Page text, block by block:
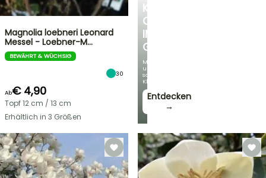
KÜHLE
OASE
IM
GARTEN
Mit
unseren
schönsten
Kletterpflanzen!
Entdecken
→
Magnolia loebneri Leonard
Messel - Loebner-M…
BEWÄHRT & WÜCHSIG
30
Ab€ 4,90
Topf 12 cm / 13 cm
Erhältlich in 3 Größen